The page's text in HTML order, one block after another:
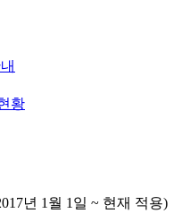
황
년 1월 1일 ~ 현재 적용)